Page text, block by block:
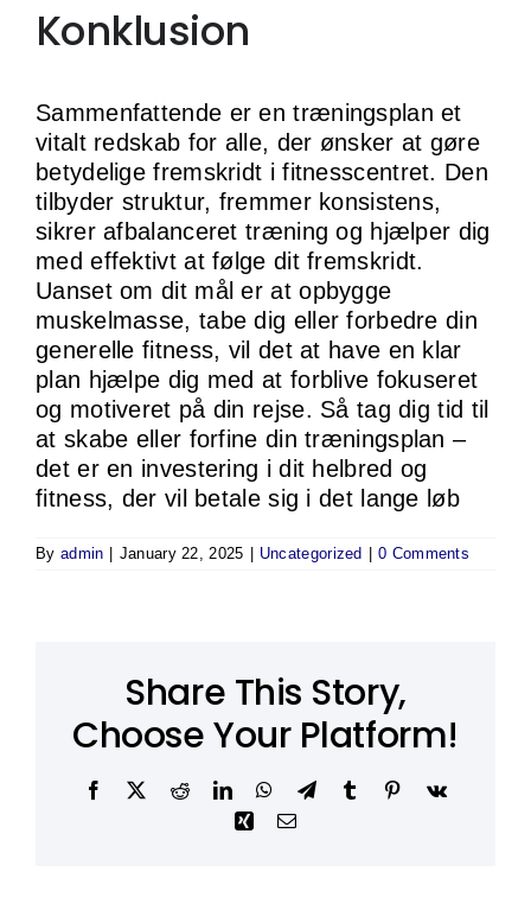
Konklusion
Sammenfattende er en træningsplan et
vitalt redskab for alle, der ønsker at gøre
betydelige fremskridt i fitnesscentret. Den
tilbyder struktur, fremmer konsistens,
sikrer afbalanceret træning og hjælper dig
med effektivt at følge dit fremskridt.
Uanset om dit mål er at opbygge
muskelmasse, tabe dig eller forbedre din
generelle fitness, vil det at have en klar
plan hjælpe dig med at forblive fokuseret
og motiveret på din rejse. Så tag dig tid til
at skabe eller forfine din træningsplan –
det er en investering i dit helbred og
fitness, der vil betale sig i det lange løb
By admin January 22, 2025 Uncategorized 0 Comments
Share This Story,
Choose Your Platform!
Facebook RedditLinkedInWhatsApp
TelegramTumblr Pinterest
Vk
XingEmail